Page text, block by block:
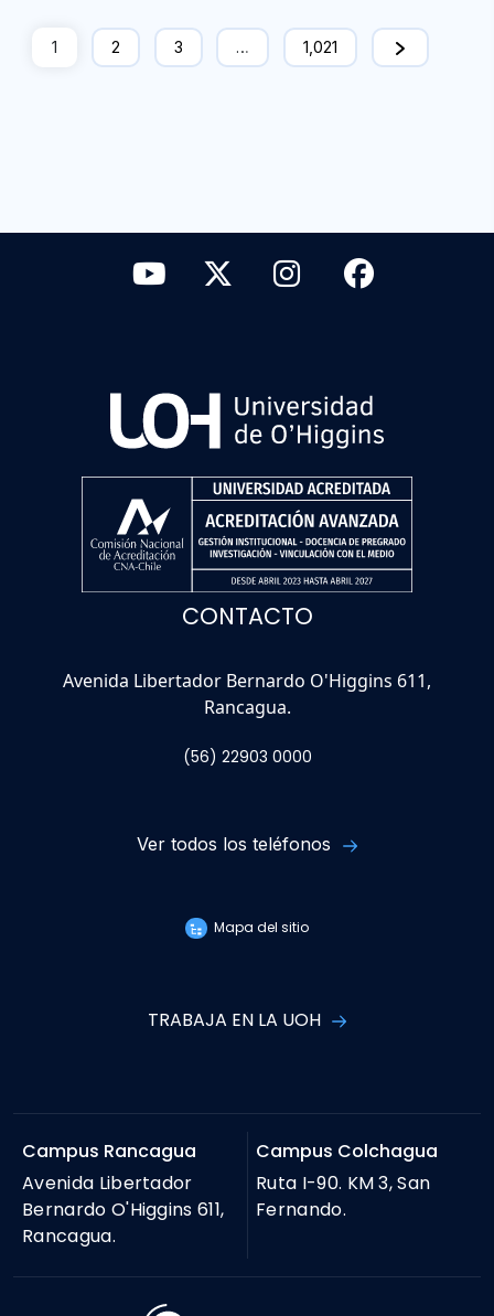
1 2 3 … 1,021
CONTACTO
Avenida Libertador Bernardo O'Higgins 611,
Rancagua.
(56) 22903 0000
Ver todos los teléfonos
Mapa del sitio
TRABAJA EN LA UOH
Campus Rancagua
Avenida Libertador
Bernardo O'Higgins 611,
Rancagua.
Campus Colchagua
Ruta I-90. KM 3, San
Fernando.